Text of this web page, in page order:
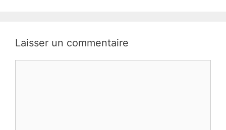
Laisser un commentaire